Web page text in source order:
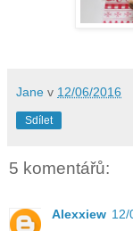
Jane v 12/06/2016
Sdílet
5 komentářů:
Alexxiew 12/